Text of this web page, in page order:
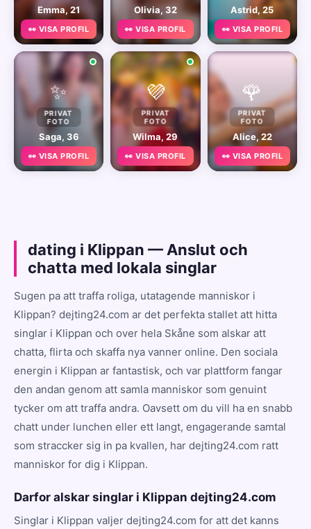
Emma, 21
👀 VISA PROFIL
Olivia, 32
👀 VISA PROFIL
Astrid, 25
👀 VISA PROFIL
✨
PRIVAT
FOTO
Saga, 36
👀 VISA PROFIL
💜
PRIVAT
FOTO
Wilma, 29
👀 VISA PROFIL
🌹
PRIVAT
FOTO
Alice, 22
👀 VISA PROFIL
dating i Klippan — Anslut och
chatta med lokala singlar
Sugen pa att traffa roliga, utatagende manniskor i
Klippan? dejting24.com ar det perfekta stallet att hitta
singlar i Klippan och over hela Skåne som alskar att
chatta, flirta och skaffa nya vanner online. Den sociala
energin i Klippan ar fantastisk, och var plattform fangar
den andan genom att samla manniskor som genuint
tycker om att traffa andra. Oavsett om du vill ha en snabb
chatt under lunchen eller ett langt, engagerande samtal
som straccker sig in pa kvallen, har dejting24.com ratt
manniskor for dig i Klippan.
Darfor alskar singlar i Klippan dejting24.com
Singlar i Klippan valjer dejting24.com for att det kanns